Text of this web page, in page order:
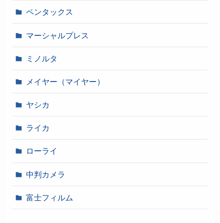
ペンタックス
マーシャルプレス
ミノルタ
メイヤー（マイヤー）
ヤシカ
ライカ
ローライ
中判カメラ
富士フィルム